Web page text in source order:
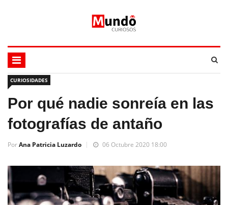
CURIOSIDADES
Por qué nadie sonreía en las
fotografías de antaño
PorAna Patricia Luzardo 06 Octubre 2020 18:00